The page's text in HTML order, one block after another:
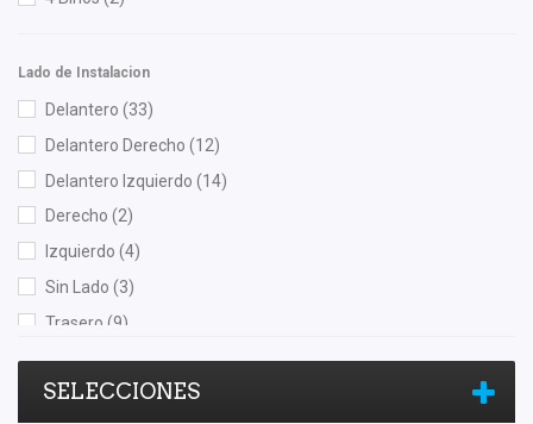
(9)
Moresa (1)
MOTORFIL(1)
NGK(3)
Nikko(3)
Nissan (Original)
NSB(2)
Polar(8)
Lado de Instalacion
Delantero (33)
Delantero Derecho (12)
Delantero Izquierdo (14)
Derecho (2)
Izquierdo (4)
Sin Lado (3)
Trasero (9)
Trasero Derecho(2)
Trasero Izquierdo(2)
SELECCIONES